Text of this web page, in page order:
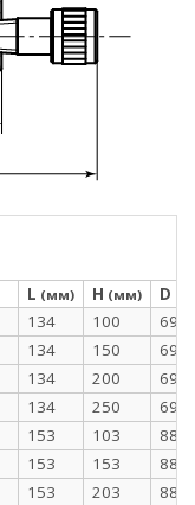
L (мм) H (мм) D
134 100 69
134 150 69
134 200 69
134 250 69
153 103 88
153 153 88
153 203 88